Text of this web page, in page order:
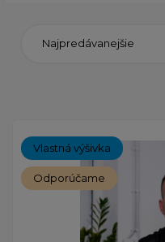
Najpredávanejšie
Vlastná výšivka
Odporúčame